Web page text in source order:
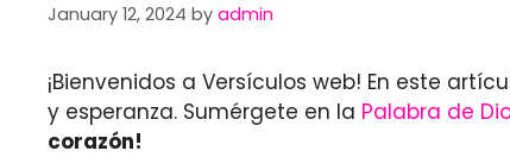
January 12, 2024 by admin
¡Bienvenidos a Versículos web! En este
y esperanza. Sumérgete en la Palabra de
corazón!